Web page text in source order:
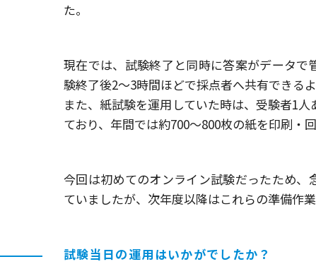
た。
現在では、試験終了と同時に答案がデータで
験終了後2〜3時間ほどで採点者へ共有できるよ
また、紙試験を運用していた時は、受験者1
ており、年間では約700〜800枚の紙を印刷・
今回は初めてのオンライン試験だったため、
ていましたが、次年度以降はこれらの準備作
試験当日の運用はいかがでしたか？